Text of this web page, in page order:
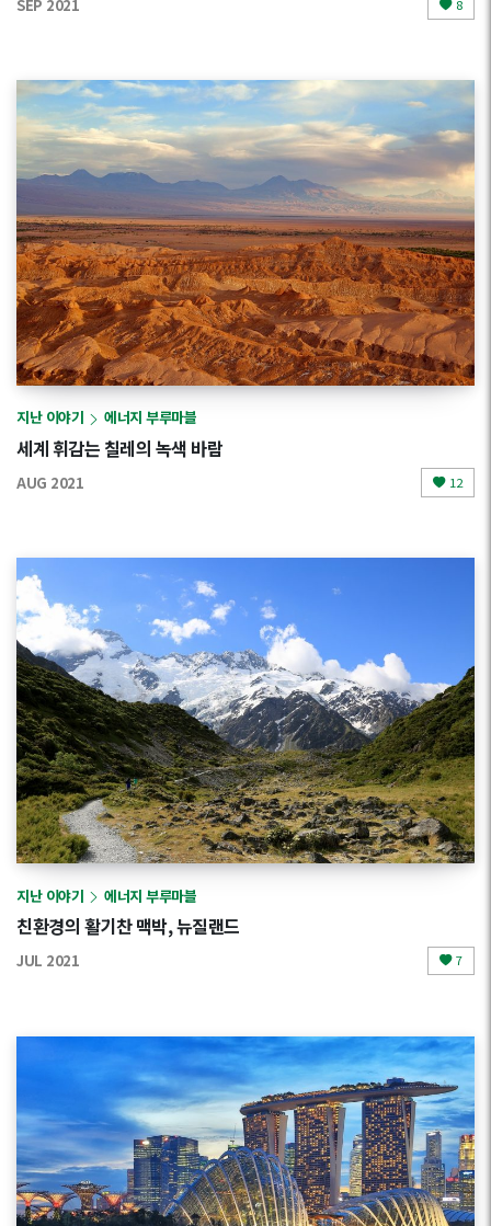
SEP 2021 8
지난 이야기 에너지 부루마블
세계 휘감는 칠레의 녹색 바람
AUG 2021 12
지난 이야기 에너지 부루마블
친환경의 활기찬 맥박, 뉴질랜드
JUL 2021 7